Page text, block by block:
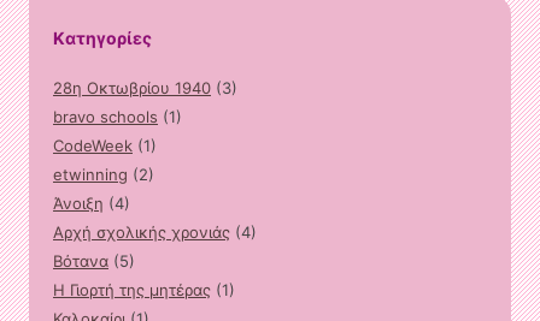
Kατηγορίες
28η Οκτωβρίου 1940 (3)
bravo schools (1)
CodeWeek (1)
etwinning (2)
Άνοιξη (4)
Αρχή σχολικής χρονιάς (4)
Βότανα (5)
Η Γιορτή της μητέρας (1)